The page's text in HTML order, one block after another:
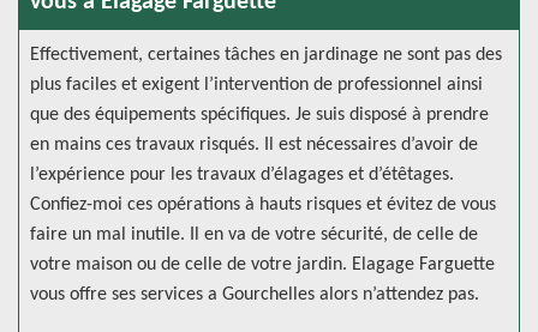
Effectivement, certaines tâches en jardinage ne sont pas des
plus faciles et exigent l’intervention de professionnel ainsi
que des équipements spécifiques. Je suis disposé à prendre
en mains ces travaux risqués. Il est nécessaires d’avoir de
l’expérience pour les travaux d’élagages et d’étêtages.
Confiez-moi ces opérations à hauts risques et évitez de vous
faire un mal inutile. Il en va de votre sécurité, de celle de
votre maison ou de celle de votre jardin. Elagage Farguette
vous offre ses services a Gourchelles alors n’attendez pas.